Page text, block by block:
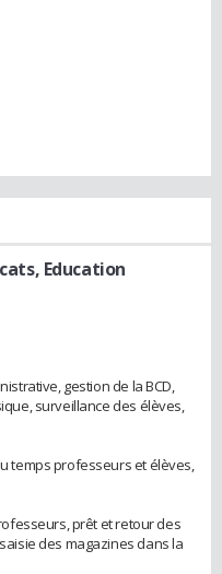
Education
gestion de la BCD,
surveillance des élèves,
temps professeurs et élèves,
prêt et retour des
des magazines dans la